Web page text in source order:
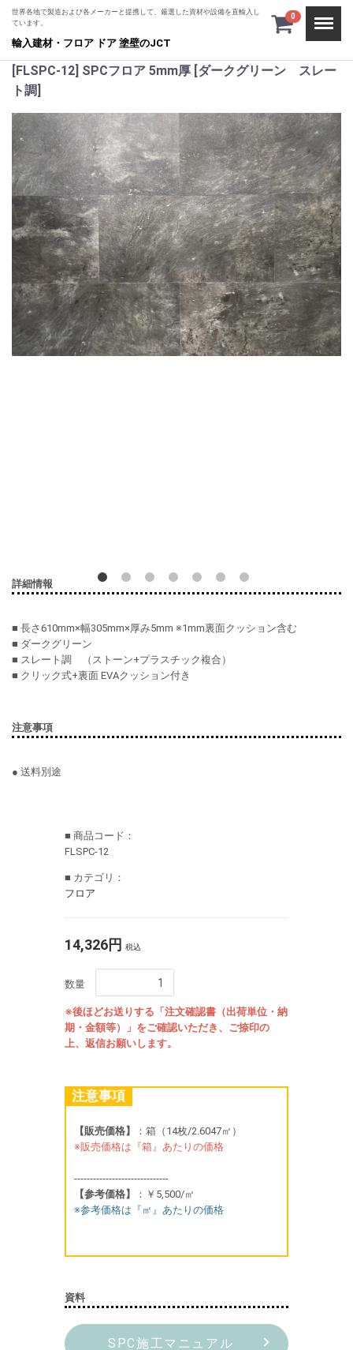
世界各地で製造および各メーカーと提携して、厳選した資材や設備を直輸入し
ています。
輸入建材・フロア ドア 塗壁のJCT
0
[FLSPC-12] SPCフロア 5mm厚 [ダークグリーン スレー
ト調]
詳細情報
■ 長さ 610mm×幅305mm×厚み5mm ※1mm裏面クッション含む
■ ダークグリーン
■ スレート調 （ストーン+プラスチック複合）
■ クリック式+裏面 EVAクッション付き
注意事項
● 送料別途
■ 商品コード：
FLSPC-12
■ カテゴリ：
フロア
14,326円 税込
数量
※後ほどお送りする「注文確認書（出荷単位・納
期・金額等）」をご確認いただき、ご捺印の
上、返信お願いします。
注意事項
【販売価格】
：箱（14枚/2.6047㎡）
※販売価格は『箱』あたりの価格
------------------------------
【参考価格】
：￥5,500/㎡
※参考価格は『㎡』あたりの価格
資料
SPC施工マニュアル